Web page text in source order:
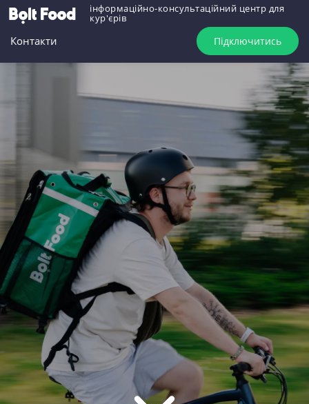
Контакти Підключитись
інформаційно-консультаційний центр для
кур'єрів